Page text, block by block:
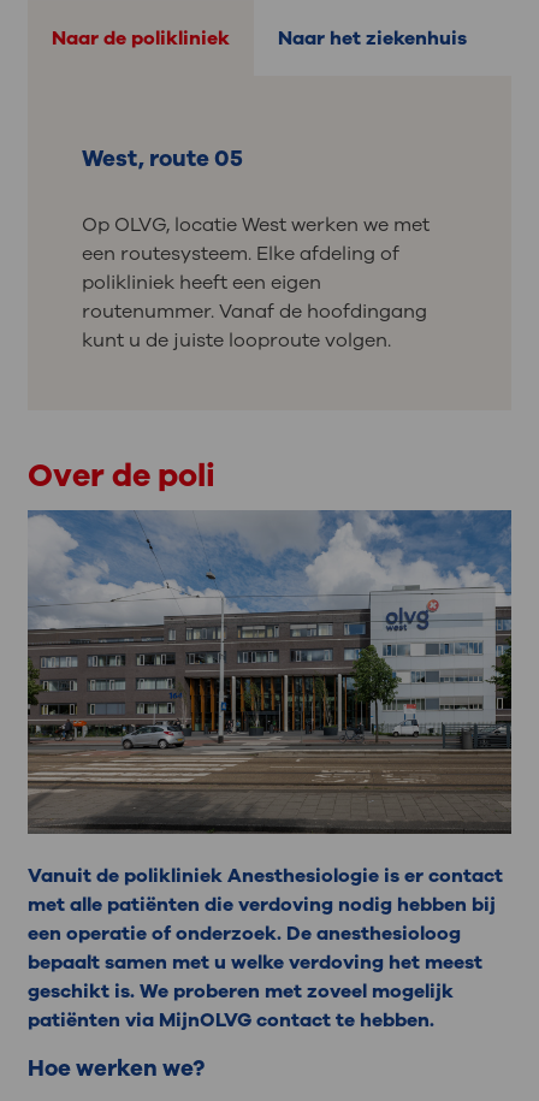
Naar de polikliniek Naar het ziekenhuis
West, route 05
Op OLVG, locatie West werken we met
een routesysteem. Elke afdeling of
polikliniek heeft een eigen
routenummer. Vanaf de hoofdingang
kunt u de juiste looproute volgen.
Over de poli
Vanuit de polikliniek Anesthesiologie is er contact
met alle patiënten die verdoving nodig hebben bij
een operatie of onderzoek. De anesthesioloog
bepaalt samen met u welke verdoving het meest
geschikt is. We proberen met zoveel mogelijk
patiënten via MijnOLVG contact te hebben.
Hoe werken we?